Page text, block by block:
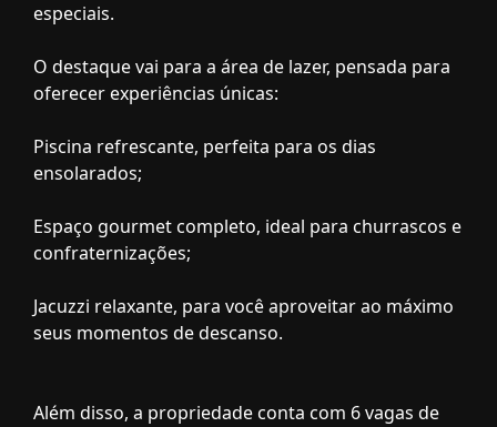
especiais.
O destaque vai para a área de lazer, pensada para
oferecer experiências únicas:
Piscina refrescante, perfeita para os dias
ensolarados;
Espaço gourmet completo, ideal para churrascos e
confraternizações;
Jacuzzi relaxante, para você aproveitar ao máximo
seus momentos de descanso.
Além disso, a propriedade conta com 6 vagas de